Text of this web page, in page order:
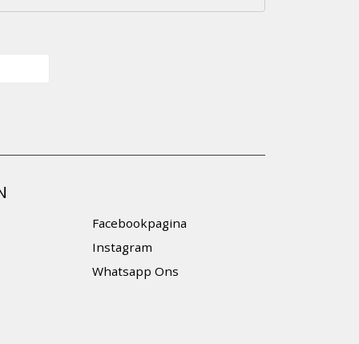
Facebookpagina
Instagram
Whatsapp Ons